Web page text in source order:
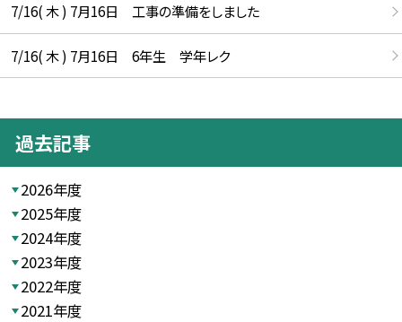
7/16( 木 ) 7月16日 工事の準備をしました
7/16( 木 ) 7月16日 6年生 学年レク
過去記事
2026年度
2025年度
2024年度
2023年度
2022年度
2021年度